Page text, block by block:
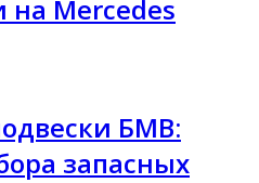
на Mercedes
БМВ:
запасных